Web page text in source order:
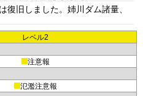
旧しました。姉川ダム諸量、
レベル2
注意報
氾濫注意報